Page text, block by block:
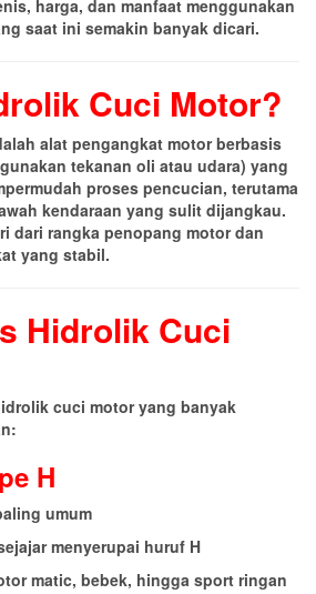
harga, dan manfaat menggunakan
saat ini semakin banyak dicari.
Cuci Motor?
alat pengangkat motor berbasis
tekanan oli atau udara) yang
proses pencucian, terutama
kendaraan yang sulit dijangkau.
dari rangka penopang motor dan
yang stabil.
Hidrolik Cuci
cuci motor yang banyak
H
umum
menyerupai huruf H
matic, bebek, hingga sport ringan